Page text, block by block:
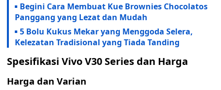
Begini Cara Membuat Kue Brownies Chocolatos
Panggang yang Lezat dan Mudah
5 Bolu Kukus Mekar yang Menggoda Selera,
Kelezatan Tradisional yang Tiada Tanding
Spesifikasi Vivo V30 Series dan Harga
Harga dan Varian